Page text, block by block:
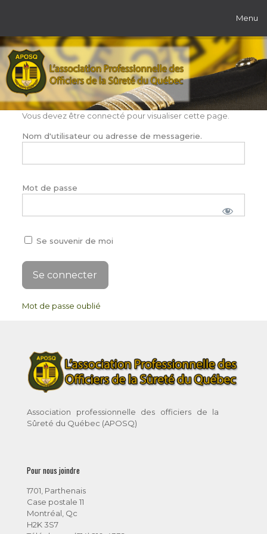
Menu
Vous devez être connecté pour visualiser cette page.
Nom d'utilisateur ou adresse de messagerie.
Mot de passe
Se souvenir de moi
Mot de passe oublié
Association professionnelle des officiers de la
Sûreté du Québec (APOSQ)
Pour nous joindre
1701, Parthenais
Case postale 11
Montréal, Qc
H2K 3S7